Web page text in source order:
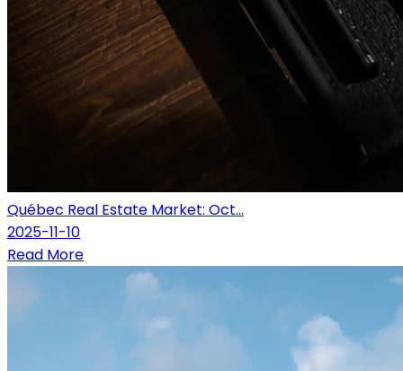
Québec Real Estate Market: Oct...
2025-11-10
Read More